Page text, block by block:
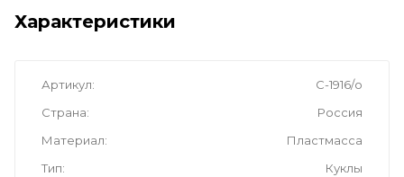
Характеристики
Артикул
С-1916/о
Страна
Россия
Материал
Пластмасса
Тип
Куклы